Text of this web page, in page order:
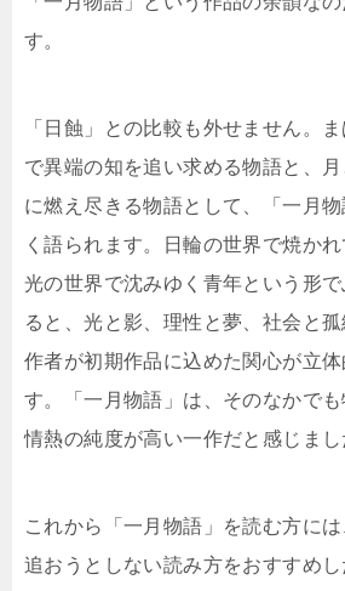
す。
「日蝕」との比較も外せません。
で異端の知を追い求める物語と、
に燃え尽きる物語として、「一月
く語られます。日輪の世界で焼か
光の世界で沈みゆく青年という形
ると、光と影、理性と夢、社会と孤
作者が初期作品に込めた関心が立体
す。「一月物語」は、そのなかでも
情熱の純度が高い一作だと感じまし
これから「一月物語」を読む方に
追おうとしない読み方をおすすめ